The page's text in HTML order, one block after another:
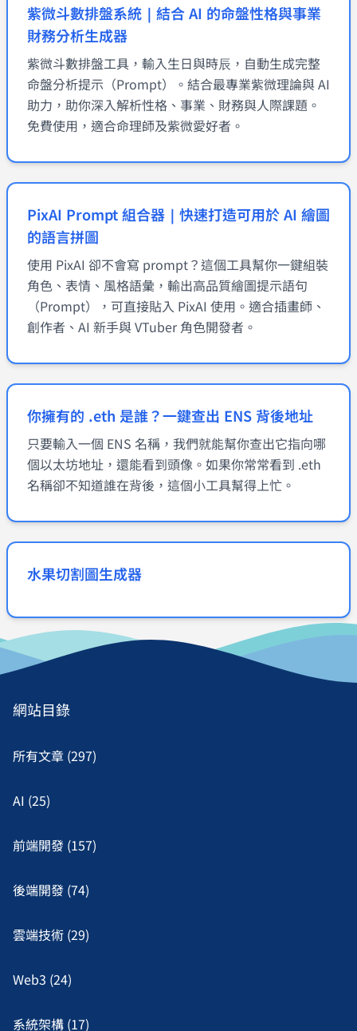
紫微斗數排盤系統｜結合 AI 的命盤性格與事業
財務分析生成器
紫微斗數排盤工具，輸入生日與時辰，自動生成完整
命盤分析提示（Prompt）。結合最專業紫微理論與 AI
助力，助你深入解析性格、事業、財務與人際課題。
免費使用，適合命理師及紫微愛好者。
PixAI Prompt 組合器｜快速打造可用於 AI 繪圖
的語言拼圖
使用 PixAI 卻不會寫 prompt？這個工具幫你一鍵組裝
角色、表情、風格語彙，輸出高品質繪圖提示語句
（Prompt），可直接貼入 PixAI 使用。適合插畫師、
創作者、AI 新手與 VTuber 角色開發者。
你擁有的 .eth 是誰？一鍵查出 ENS 背後地址
只要輸入一個 ENS 名稱，我們就能幫你查出它指向哪
個以太坊地址，還能看到頭像。如果你常常看到 .eth
名稱卻不知道誰在背後，這個小工具幫得上忙。
水果切割圖生成器
網站目錄
所有文章 (297)
AI (25)
前端開發 (157)
後端開發 (74)
雲端技術 (29)
Web3 (24)
系統架構 (17)